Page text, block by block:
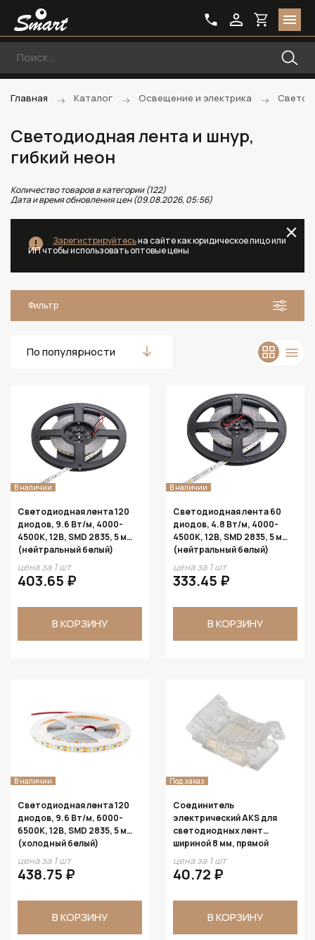
Главная Каталог Освещение и электрика
Светодиодная лента и шнур,
гибкий неон
Количество товаров в категории (122)
Дата и время обновления цен (09.08.2026, 05:56)
Зарегистрируйтесьна сайте как юридическое лицо или
ИП чтобы использовать оптовые цены
Фильтр
По популярности
В наличии
Светодиодная лента 120
диодов, 9.6 Вт/м, 4000-
4500К, 12В, SMD 2835, 5 м
(нейтральный белый)
цена за 1 шт
403.65 ₽
В КОРЗИНУ
В наличии
Светодиодная лента 60
диодов, 4.8 Вт/м, 4000-
4500К, 12В, SMD 2835, 5 м
(нейтральный белый)
цена за 1 шт
333.45 ₽
В КОРЗИНУ
В наличии
Светодиодная лента 120
диодов, 9.6 Вт/м, 6000-
6500К, 12В, SMD 2835, 5 м
(холодный белый)
цена за 1 шт
438.75 ₽
В КОРЗИНУ
Под заказ
Соединитель
электрический AKS для
светодиодных лент
шириной 8 мм, прямой
цена за 1 шт
40.72 ₽
В КОРЗИНУ